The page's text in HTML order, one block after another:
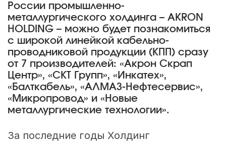
России промышленно-
металлургического холдинга – AKRON
HOLDING – можно будет познакомиться
с широкой линейкой кабельно-
проводниковой продукции (КПП) сразу
от 7 производителей: «Акрон Скрап
Центр», «СКТ Групп», «Инкатех»,
«Балткабель», «АЛМАЗ-Нефтесервис»,
«Микропровод» и «Новые
металлургические технологии».
За последние годы Холдинг